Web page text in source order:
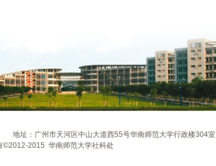
：广州市天河区中山大道西55号华南师范大学行政楼304室
©2012-2015 华南师范大学社科处